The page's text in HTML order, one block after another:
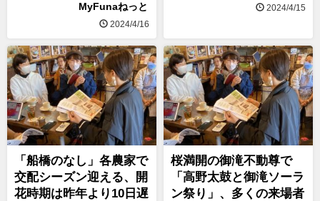
MyFunaねっと
2024/4/16
2024/4/15
「船橋のなし」各農家で
交配シーズン迎える、開
花時期は昨年より10日遅
桜満開の御滝不動尊で
「高野太鼓と御滝ソーラ
ン祭り」、多くの来場者